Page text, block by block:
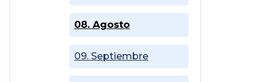
08. Agosto
09. Septiembre